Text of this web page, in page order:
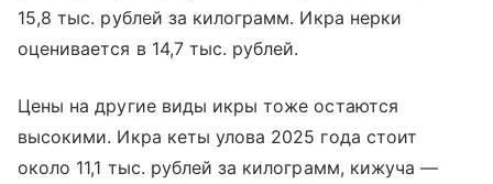
15,8 тыс. рублей за килограмм. Икра нерки
оценивается в 14,7 тыс. рублей.
Цены на другие виды икры тоже остаются
высокими. Икра кеты улова 2025 года стоит
около 11,1 тыс. рублей за килограмм, кижуча —